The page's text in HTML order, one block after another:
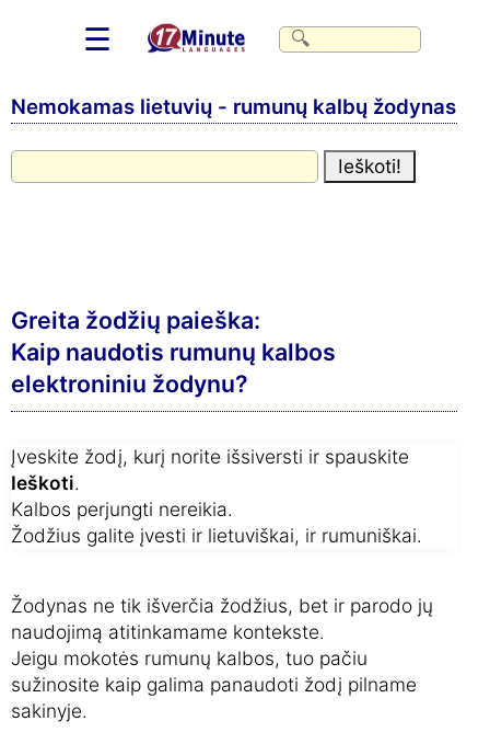
☰
Nemokamas lietuvių - rumunų kalbų žodynas
Greita žodžių paieška:
Kaip naudotis rumunų kalbos
elektroniniu žodynu?
Įveskite žodį, kurį norite išsiversti ir spauskite
Ieškoti.
Kalbos perjungti nereikia.
Žodžius galite įvesti ir lietuviškai, ir rumuniškai.
Žodynas ne tik išverčia žodžius, bet ir parodo jų
naudojimą atitinkamame kontekste.
Jeigu mokotės rumunų kalbos, tuo pačiu
sužinosite kaip galima panaudoti žodį pilname
sakinyje.